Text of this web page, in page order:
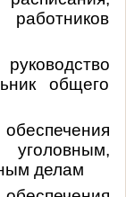
общего
делам